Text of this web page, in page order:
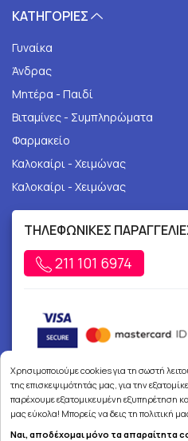
ΚΑΤΗΓΟΡΙΕΣ
Γυναίκα
Άνδρας
Μητέρα - Παιδί
Βιταμίνες - Συμπληρώματα
Φαρμακείο
Καλοκαίρι - Χειμώνας
Καλοκαίρι - Χειμώνας
ΤΗΛΕΦΩΝΙΚΕΣ
211 101 6974
Copyright © 2026
Χρησιμοποιούμε cookies για τη σωστή
της επισκεψιμότητάς μας, για την
παρέχουμε εξατομικευμένη εξυπηρέτηση
μας εύκολα! Μπορείς να δεις τη πολιτική
Ναι, αποδέχομαι μόνο τα απαραίτητα